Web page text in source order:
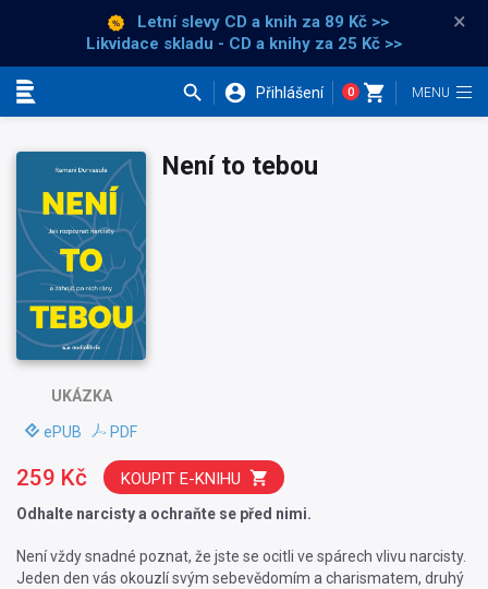
Letní slevy CD a knih za 89 Kč >>
Likvidace skladu - CD a knihy za 25 Kč >>
×
Přihlášení 0
UKÁZKA
ePUB PDF
Není to tebou
Odhalte narcisty a ochraňte se před nimi.
Není vždy snadné poznat, že jste se ocitli ve spárech vlivu narcisty.
Jeden den vás okouzlí svým sebevědomím a charismatem, druhý
259 Kč KOUPIT E-KNIHU